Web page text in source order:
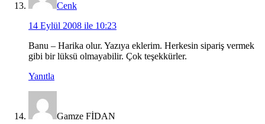
Cenk
14 Eylül 2008 ile 10:23
Banu – Harika olur. Yazıya eklerim. Herkesin sipariş vermek
gibi bir lüksü olmayabilir. Çok teşekkürler.
Yanıtla
Gamze FİDAN